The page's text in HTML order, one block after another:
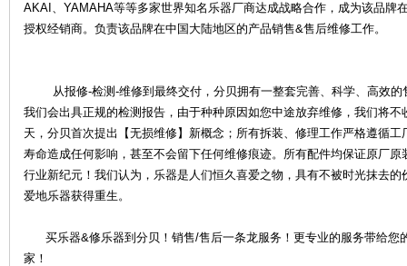
AKAI、YAMAHA等等多家世界知名乐器厂商达成战略合作，成为该品牌
授权经销商。负责该品牌在中国大陆地区的产品销售&售后维修工作。
从报修-检测-维修到最终交付，分贝拥有一整套完善、科学、高效的
我们会出具正规的检测报告，由于种种原因如您中途放弃维修，我们将
天，分贝首次提出【无损维修】新概念；所有拆装、修理工作严格遵循
寿命造成任何影响，甚至不会留下任何维修痕迹。所有配件均保证原厂
行业新纪元！我们认为，乐器是人们恒久喜爱之物，具有不被时光抹去
爱地乐器获得重生。
买乐器&修乐器到分贝！销售/售后一条龙服务！更专业的服务带给您
家！